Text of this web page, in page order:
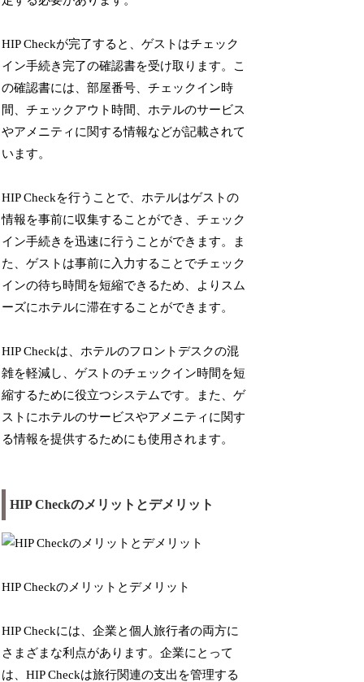
HIP Checkが完了すると、ゲストはチェック
イン手続き完了の確認書を受け取ります。こ
の確認書には、部屋番号、チェックイン時
間、チェックアウト時間、ホテルのサービス
やアメニティに関する情報などが記載されて
います。
HIP Checkを行うことで、ホテルはゲストの
情報を事前に収集することができ、チェック
イン手続きを迅速に行うことができます。ま
た、ゲストは事前に入力することでチェック
インの待ち時間を短縮できるため、よりスム
ーズにホテルに滞在することができます。
HIP Checkは、ホテルのフロントデスクの混
雑を軽減し、ゲストのチェックイン時間を短
縮するために役立つシステムです。また、ゲ
ストにホテルのサービスやアメニティに関す
る情報を提供するためにも使用されます。
HIP Checkのメリットとデメリット
HIP Checkのメリットとデメリット
HIP Checkには、企業と個人旅行者の両方に
さまざまな利点があります。企業にとって
は、HIP Checkは旅行関連の支出を管理する